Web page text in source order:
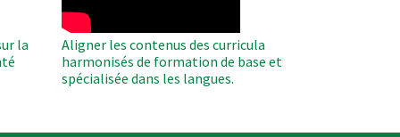
la
Aligner les contenus des curricula
harmonisés de formation de base et
spécialisée dans les langues.